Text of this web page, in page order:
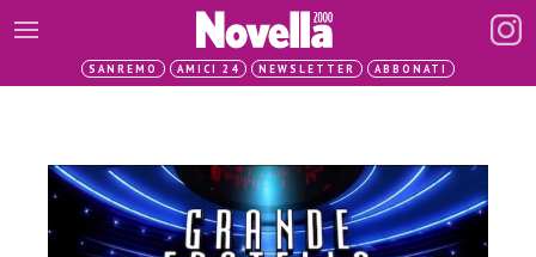
SANREMO AMICI 24 NEWSLETTER ABBONATI